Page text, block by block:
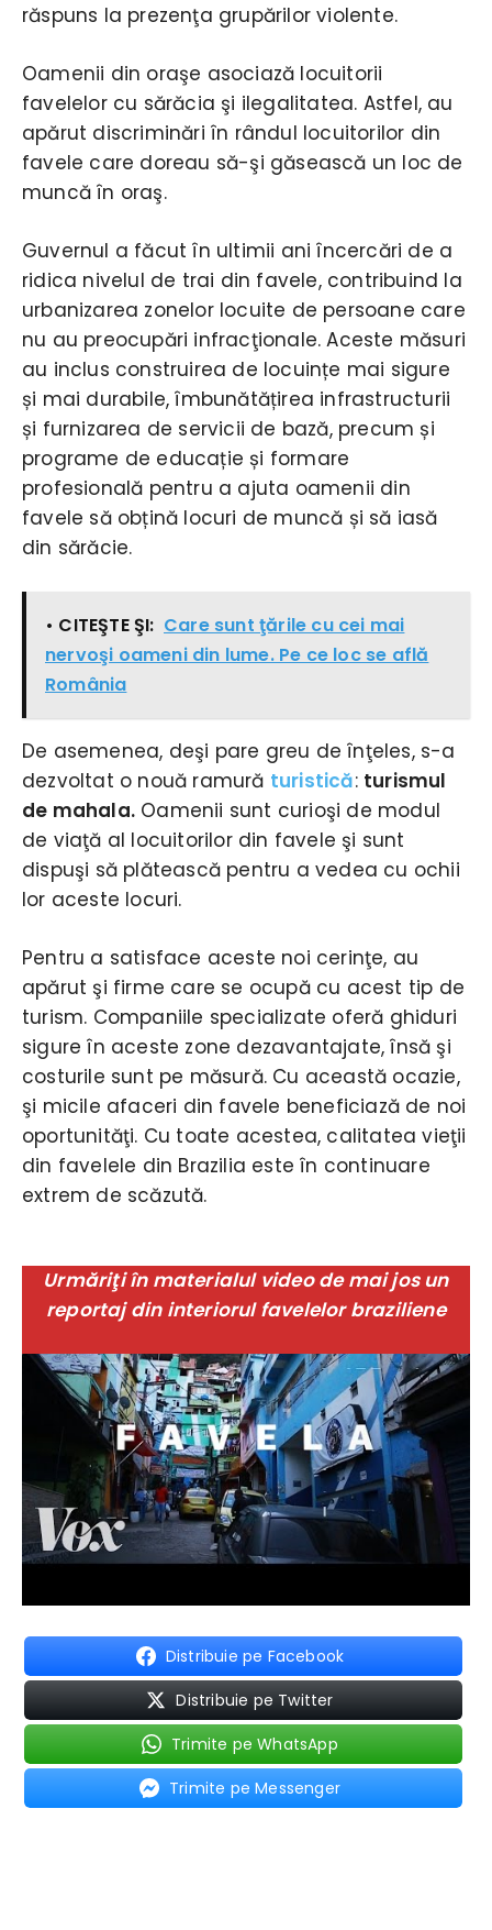
răspuns la prezenţa grupărilor violente.
Oamenii din oraşe asociază locuitorii
favelelor cu sărăcia şi ilegalitatea. Astfel, au
apărut discriminări în rândul locuitorilor din
favele care doreau să-şi găsească un loc de
muncă în oraş.
Guvernul a făcut în ultimii ani încercări de a
ridica nivelul de trai din favele, contribuind la
urbanizarea zonelor locuite de persoane care
nu au preocupări infracţionale. Aceste măsuri
au inclus construirea de locuințe mai sigure
și mai durabile, îmbunătățirea infrastructurii
și furnizarea de servicii de bază, precum și
programe de educație și formare
profesională pentru a ajuta oamenii din
favele să obțină locuri de muncă și să iasă
din sărăcie.
• CITEŞTE ŞI: Care sunt ţările cu cei mai
nervoşi oameni din lume. Pe ce loc se află
România
De asemenea, deşi pare greu de înţeles, s-a
dezvoltat o nouă ramură turistică: turismul
de mahala. Oamenii sunt curioşi de modul
de viaţă al locuitorilor din favele şi sunt
dispuşi să plătească pentru a vedea cu ochii
lor aceste locuri.
Pentru a satisface aceste noi cerinţe, au
apărut şi firme care se ocupă cu acest tip de
turism. Companiile specializate oferă ghiduri
sigure în aceste zone dezavantajate, însă şi
costurile sunt pe măsură. Cu această ocazie,
şi micile afaceri din favele beneficiază de noi
oportunităţi. Cu toate acestea, calitatea vieţii
din favelele din Brazilia este în continuare
extrem de scăzută.
Urmăriţi în materialul video de mai jos un
reportaj din interiorul favelelor braziliene
Distribuie pe Facebook
Distribuie pe Twitter
Trimite pe WhatsApp
Trimite pe Messenger